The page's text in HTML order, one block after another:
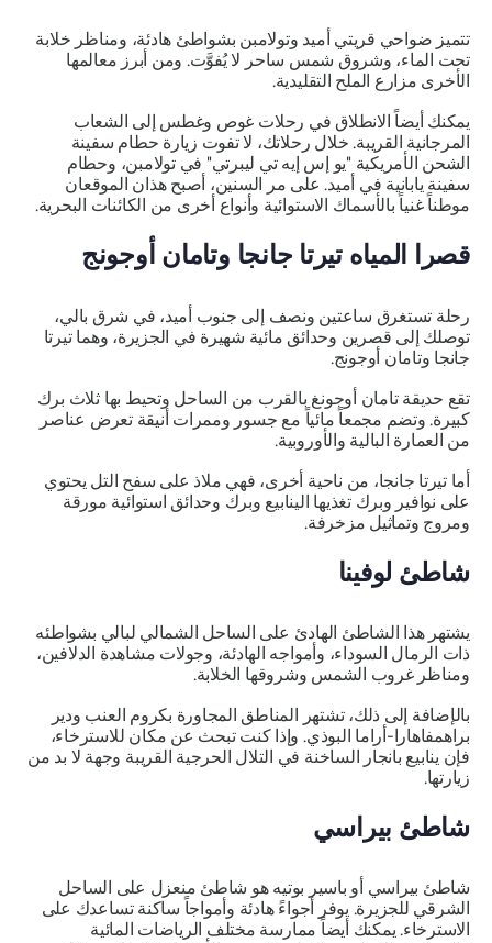
تتميز ضواحي قريتي أميد وتولامبن بشواطئ هادئة، ومناظر خلابة
تحت الماء، وشروق شمس ساحر لا يُفوَّت. ومن أبرز معالمها
الأخرى مزارع الملح التقليدية.
يمكنك أيضاً الانطلاق في رحلات غوص وغطس إلى الشعاب
المرجانية القريبة. خلال رحلاتك، لا تفوت زيارة حطام سفينة
الشحن الأمريكية "يو إس إيه تي ليبرتي" في تولامبن، وحطام
سفينة يابانية في أميد. على مر السنين، أصبح هذان الموقعان
موطناً غنياً بالأسماك الاستوائية وأنواع أخرى من الكائنات البحرية.
قصرا المياه تيرتا جانجا وتامان أوجونج
رحلة تستغرق ساعتين ونصف إلى جنوب أميد، في شرق بالي،
توصلك إلى قصرين وحدائق مائية شهيرة في الجزيرة، وهما تيرتا
جانجا وتامان أوجونج.
تقع حديقة تامان أوجونغ بالقرب من الساحل وتحيط بها ثلاث برك
كبيرة. وتضم مجمعاً مائياً مع جسور وممرات أنيقة تعرض عناصر
من العمارة البالية والأوروبية.
أما تيرتا جانجا، من ناحية أخرى، فهي ملاذ على سفح التل يحتوي
على نوافير وبرك تغذيها الينابيع وبرك وحدائق استوائية مورقة
ومروج وتماثيل مزخرفة.
شاطئ لوفينا
يشتهر هذا الشاطئ الهادئ على الساحل الشمالي لبالي بشواطئه
ذات الرمال السوداء، وأمواجه الهادئة، وجولات مشاهدة الدلافين،
ومناظر غروب الشمس وشروقها الخلابة.
بالإضافة إلى ذلك، تشتهر المناطق المجاورة بكروم العنب ودير
براهمفاهارا-أراما البوذي. وإذا كنت تبحث عن مكان للاسترخاء،
فإن ينابيع بانجار الساخنة في التلال الحرجية القريبة وجهة لا بد من
زيارتها.
شاطئ بيراسي
شاطئ بيراسي أو باسير بوتيه هو شاطئ منعزل على الساحل
الشرقي للجزيرة. يوفر أجواءً هادئة وأمواجاً ساكنة تساعدك على
الاسترخاء. يمكنك أيضاً ممارسة مختلف الرياضات المائية